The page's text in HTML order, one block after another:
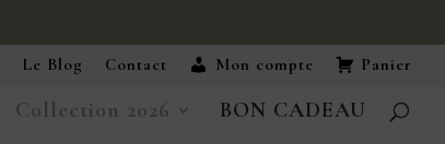
Le Blog Contact Mon compte Panier
Collection 2026 BON CADEAU